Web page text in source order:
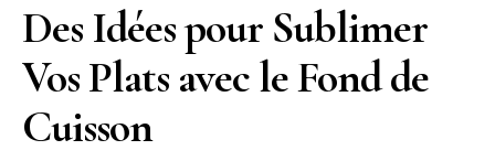
Des Idées pour Sublimer
Vos Plats avec le Fond de
Cuisson